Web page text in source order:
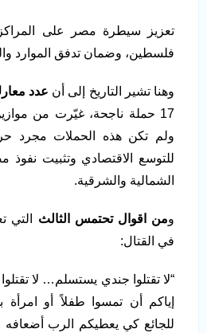
تعزيز سيطرة مصر على
فلسطين، وضمان تدفق الموارد
وهنا تشير التاريخ إلى أن عدد
17 حملة ناجحة، غيّرت من
ولم تكن هذه الحملات مجرد
للتوسع الاقتصادي وتثبيت
الشمالية والشرقية.
ومن اقوال تحتمس الثالث التي
في القتال:
“لا تقتلوا جندي يستسلم… لا
إياكم أن تمسوا طفلاً أو
للجائع كي يعطيكم الرب أضعافه ..